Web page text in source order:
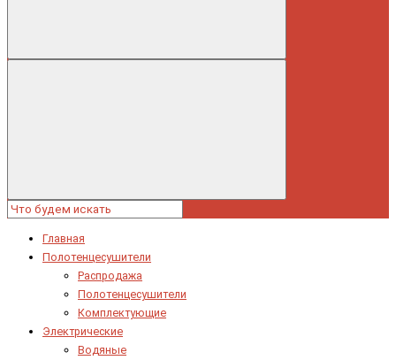
Главная
Полотенцесушители
Распродажа
Полотенцесушители
Комплектующие
Электрические
Водяные